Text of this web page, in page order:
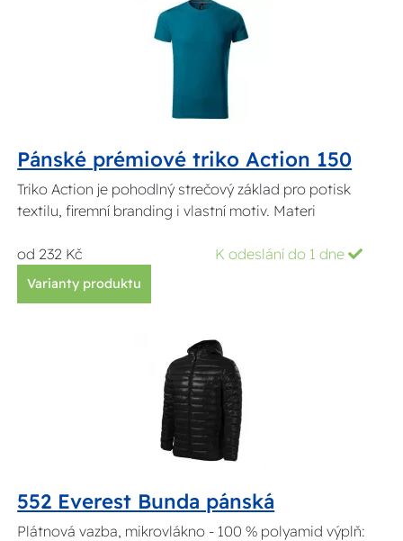
Pánské prémiové triko Action 150
Triko Action je pohodlný strečový základ pro potisk
textilu, firemní branding i vlastní motiv. Materi
od 232 Kč K odeslání do 1 dne
Varianty produktu
552 Everest Bunda pánská
Plátnová vazba, mikrovlákno - 100 % polyamid výplň: